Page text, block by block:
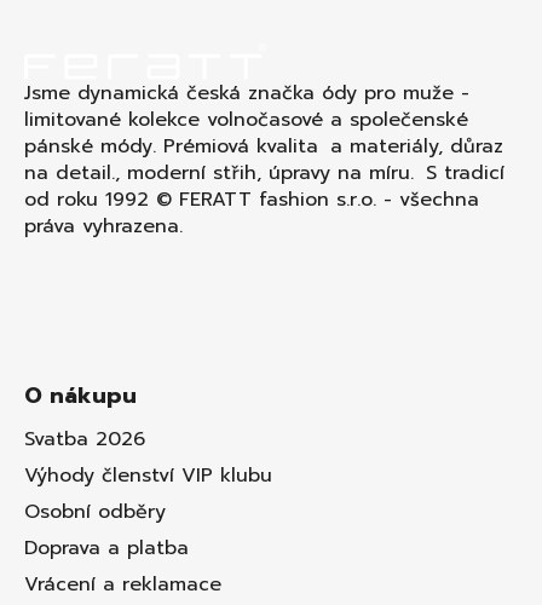
Jsme dynamická česká značka ódy pro muže -
limitované kolekce volnočasové a společenské
pánské módy. Prémiová kvalita a materiály, důraz
na detail., moderní střih, úpravy na míru. S tradicí
od roku 1992 © FERATT fashion s.r.o. - všechna
práva vyhrazena.
O nákupu
Svatba 2026
Výhody členství VIP klubu
Osobní odběry
Doprava a platba
Vrácení a reklamace